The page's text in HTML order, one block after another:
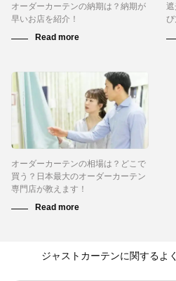
オーダーカーテンの納期は？納期が
早いお店を紹介！
び
オーダーカーテンの相場は？どこで
買う？日本最大のオーダーカーテン
専門店が教えます！
ジャストカーテンに関するよ